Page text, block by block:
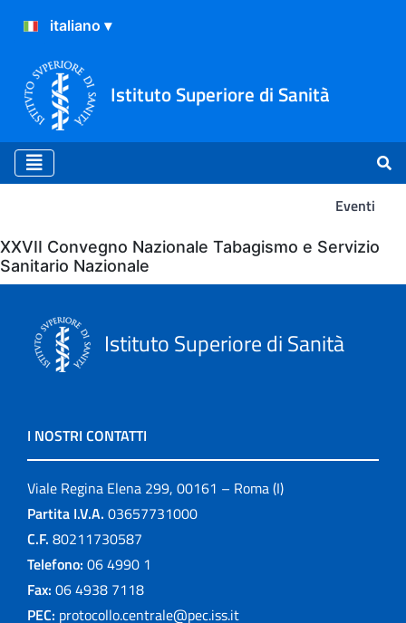
Istituto Superiore di Sanità
Eventi
Eventi
XXVII Convegno Nazionale Tabagismo e Servizio
Sanitario Nazionale
Istituto Superiore di Sanità
I NOSTRI CONTATTI
Viale Regina Elena 299, 00161 – Roma (I)
Partita I.V.A. 03657731000
C.F. 80211730587
Telefono: 06 4990 1
Fax: 06 4938 7118
PEC: protocollo.centrale@pec.iss.it